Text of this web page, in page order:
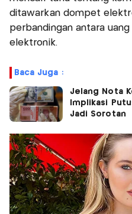
ditawarkan dompet
perbandingan antara
elektronik.
Baca Juga :
Jelang Nota
Implikasi
Jadi Sorotan